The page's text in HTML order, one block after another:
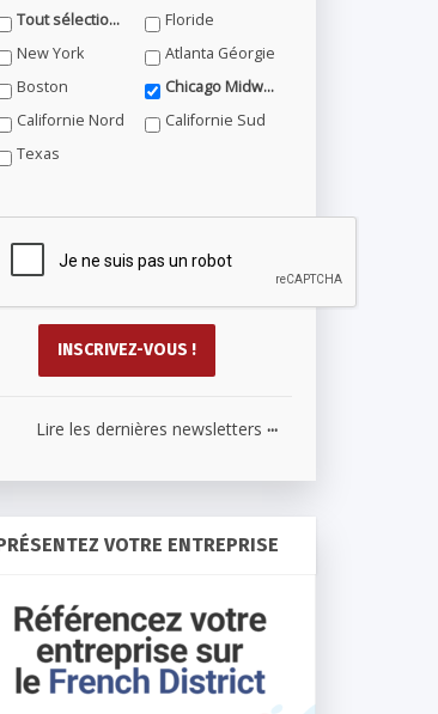
Tout sélectionner
Floride
New York
Atlanta Géorgie
Boston
Chicago Midwest
Californie Nord
Californie Sud
Texas
Lire les dernières newsletters ...
VOTRE ENTREPRISE